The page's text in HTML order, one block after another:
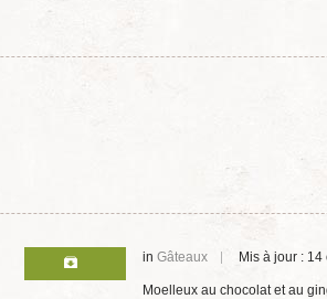
inGâteaux Mis à jour :
Moelleux au chocolat et au